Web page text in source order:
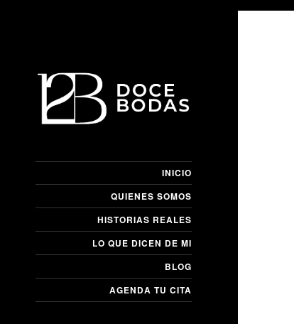
INICIO
QUIENES SOMOS
HISTORIAS REALES
LO QUE DICEN DE MI
BLOG
AGENDA TU CITA